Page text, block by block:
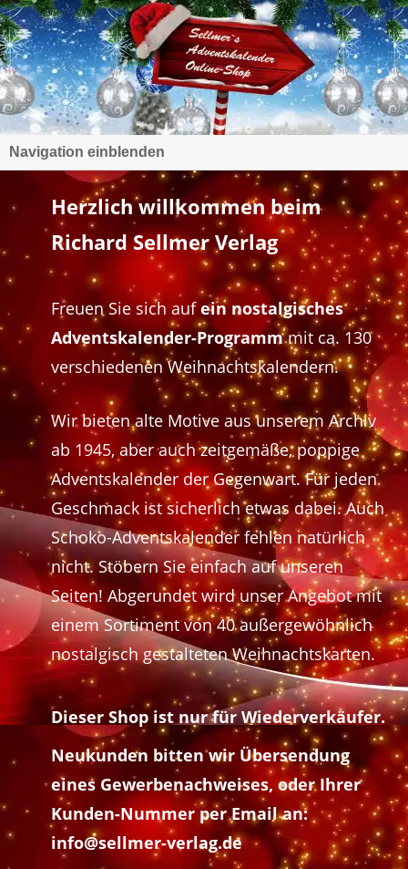
Navigation einblenden
Herzlich willkommen beim
Richard Sellmer Verlag
Freuen Sie sich aufein nostalgisches
Adventskalender-Programmmit ca. 130
verschiedenen Weihnachtskalendern.
Wir bieten alte Motive aus unserem Archiv
ab 1945, aber auch zeitgemäße, poppige
Adventskalender der Gegenwart. Für jeden
Geschmack ist sicherlich etwas dabei. Auch
Schoko-Adventskalender fehlen natürlich
nicht. Stöbern Sie einfach auf unseren
Seiten! Abgerundet wird unser Angebot mit
einem Sortiment von 40 außergewöhnlich
nostalgisch gestalteten Weihnachtskarten.
Dieser Shop ist nur für Wiederverkäufer.
Neukunden bitten wir Übersendung
eines Gewerbenachweises, oder Ihrer
Kunden-Nummer per Email an:
info@sellmer-verlag.de